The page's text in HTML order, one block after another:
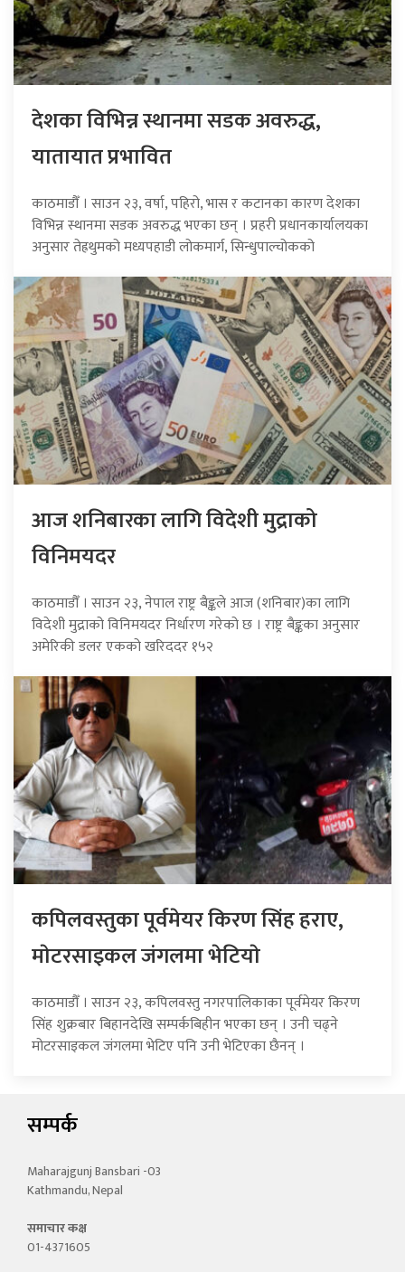
देशका विभिन्न स्थानमा सडक अवरुद्ध,
यातायात प्रभावित
काठमाडौँ । साउन २३, वर्षा, पहिरो, भास र कटानका कारण देशका
विभिन्न स्थानमा सडक अवरुद्ध भएका छन् । प्रहरी प्रधानकार्यालयका
अनुसार तेह्रथुमको मध्यपहाडी लोकमार्ग, सिन्धुपाल्चोकको
आज शनिबारका लागि विदेशी मुद्राको
विनिमयदर
काठमाडौँ । साउन २३, नेपाल राष्ट्र बैङ्कले आज (शनिबार)का लागि
विदेशी मुद्राको विनिमयदर निर्धारण गरेको छ । राष्ट्र बैङ्कका अनुसार
अमेरिकी डलर एकको खरिददर १५२
कपिलवस्तुका पूर्वमेयर किरण सिंह हराए,
माेटरसाइकल जंगलमा भेटियाे
काठमाडौँ । साउन २३, कपिलवस्तु नगरपालिकाका पूर्वमेयर किरण
सिंह शुक्रबार बिहानदेखि सम्पर्कबिहीन भएका छन् । उनी चढ्ने
मोटरसाइकल जंगलमा भेटिए पनि उनी भेटिएका छैनन् ।
सम्पर्क
Maharajgunj Bansbari -03
Kathmandu, Nepal
समाचार कक्ष
01-4371605